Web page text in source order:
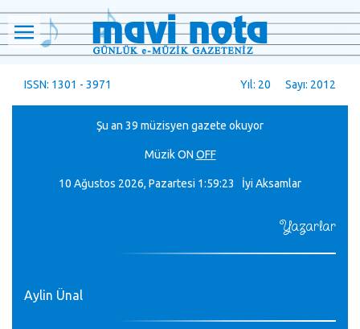
ISSN: 1301 - 3971 Yıl: 20 Sayı: 2012
Şu an 39 müzisyen gazete okuyor
MüzikON OFF
10 Ağustos 2026, Pazartesi 1:59:24 İyi Aksamlar
Yazarlar
Aylin Ünal